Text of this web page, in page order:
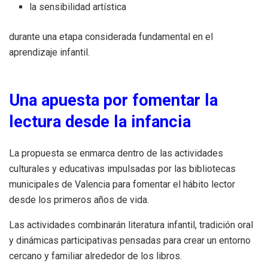
la sensibilidad artística
durante una etapa considerada fundamental en el
aprendizaje infantil.
Una apuesta por fomentar la
lectura desde la infancia
La propuesta se enmarca dentro de las actividades
culturales y educativas impulsadas por las bibliotecas
municipales de Valencia para fomentar el hábito lector
desde los primeros años de vida.
Las actividades combinarán literatura infantil, tradición oral
y dinámicas participativas pensadas para crear un entorno
cercano y familiar alrededor de los libros.